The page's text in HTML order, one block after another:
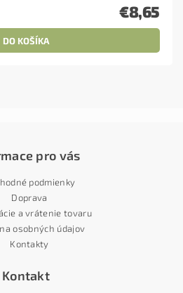
€8,65
pro vás
podmienky
Doprava
a vrátenie tovaru
osobných údajov
Kontakty
Kontakt